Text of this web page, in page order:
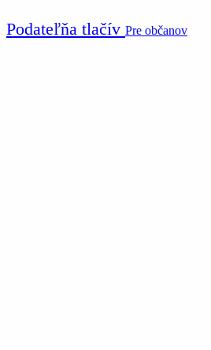
Podateľňa tlačív Pre občanov